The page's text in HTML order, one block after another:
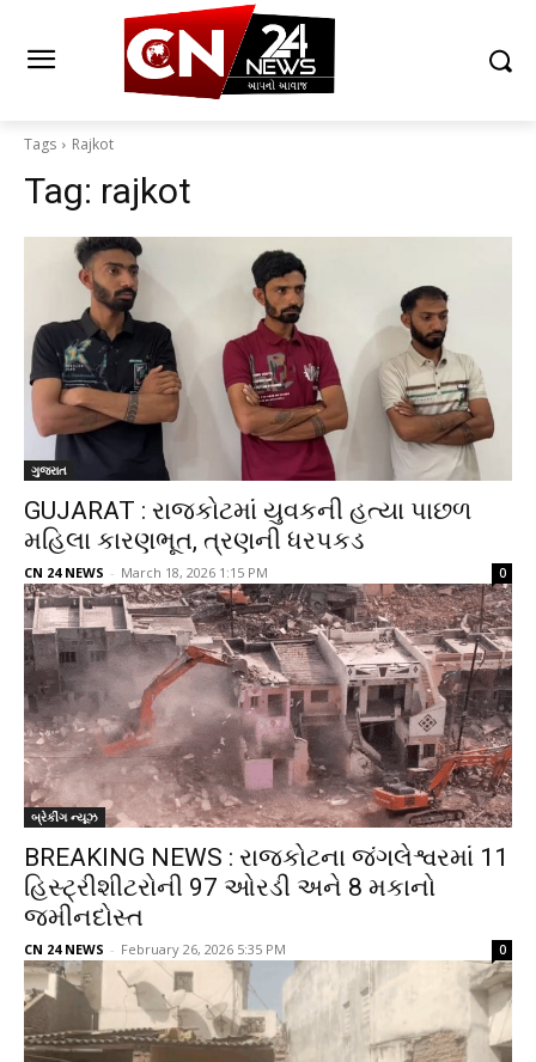
Tags Rajkot
Tag: rajkot
ગુજરાત
GUJARAT : રાજકોટમાં યુવકની હત્યા પાછળ
મહિલા કારણભૂત, ત્રણની ધરપકડ
CN 24 NEWS - March 18, 2026 1:15 PM 0
બ્રેકીંગ ન્યૂઝ
BREAKING NEWS : રાજકોટના જંગલેશ્વરમાં 11
હિસ્ટ્રીશીટરોની 97 ઓરડી અને 8 મકાનો
જમીનદોસ્ત
CN 24 NEWS - February 26, 2026 5:35 PM 0